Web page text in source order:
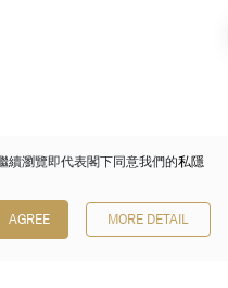
續瀏覽即代表閣下同意我們的私隱
AGREE MORE DETAIL